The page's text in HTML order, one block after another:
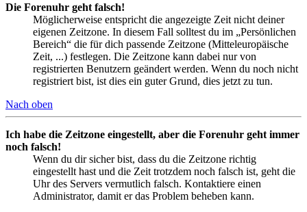
Die Forenuhr geht falsch!
Möglicherweise entspricht die angezeigte Zeit nicht deiner
eigenen Zeitzone. In diesem Fall solltest du im „Persönlichen
Bereich“ die für dich passende Zeitzone (Mitteleuropäische
Zeit, ...) festlegen. Die Zeitzone kann dabei nur von
registrierten Benutzern geändert werden. Wenn du noch nicht
registriert bist, ist dies ein guter Grund, dies jetzt zu tun.
Nach oben
Ich habe die Zeitzone eingestellt, aber die Forenuhr geht immer
noch falsch!
Wenn du dir sicher bist, dass du die Zeitzone richtig
eingestellt hast und die Zeit trotzdem noch falsch ist, geht die
Uhr des Servers vermutlich falsch. Kontaktiere einen
Administrator, damit er das Problem beheben kann.